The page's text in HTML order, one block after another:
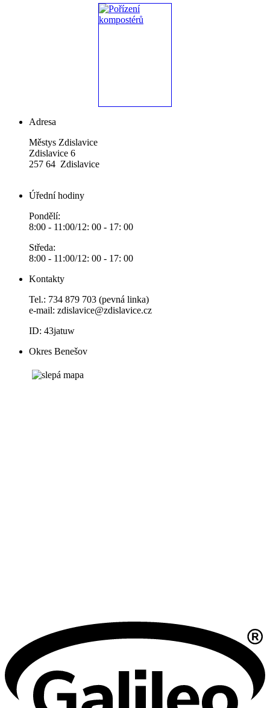
Adresa
Městys Zdislavice
Zdislavice 6
257 64 Zdislavice
Úřední hodiny
Pondělí:
8:00 - 11:00/12: 00 - 17: 00
Středa:
8:00 - 11:00/12: 00 - 17: 00
Kontakty
Tel.: 734 879 703 (pevná linka)
e-mail: zdislavice@zdislavice.cz
ID: 43jatuw
Okres Benešov